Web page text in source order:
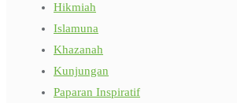
Hikmiah
Islamuna
Khazanah
Kunjungan
Paparan Inspiratif